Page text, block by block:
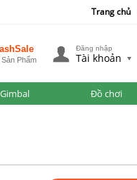
Trang chủ
Sản Phẩm
Đăng nhập
Tài khoản
Gimbal Đồ chơi